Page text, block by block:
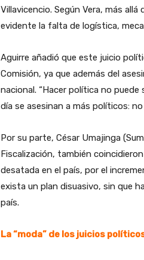
Villavicencio. Según Vera, más
evidente la falta de logística,
Aguirre añadió que este juicio
Comisión, ya que además del
nacional. “Hacer política no
día se asesinan a más políticos:
Por su parte, César Umajinga
Fiscalización, también
desatada en el país, por el
exista un plan disuasivo, sin que
país.
La “moda” de los juicios